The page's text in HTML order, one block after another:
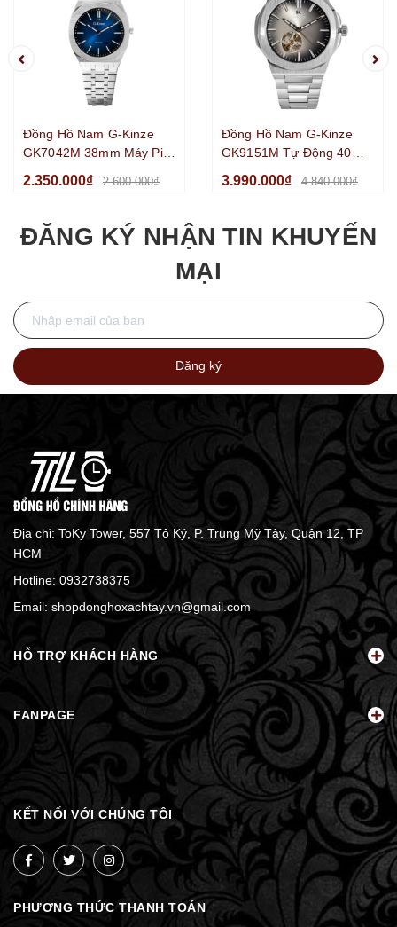
Đồng Hồ Nam G-Kinze
GK7042M 38mm Máy Pin
Sapphire Mặt Xanh
2.350.000₫ 2.600.000₫
Đồng Hồ Nam G-Kinze
GK9151M Tự Động 40mm
Sapphire Mặt Xám
3.990.000₫ 4.840.000₫
ĐĂNG KÝ NHẬN TIN KHUYẾN
MẠI
Đăng ký
Địa chỉ: ToKy Tower, 557 Tô Ký, P. Trung Mỹ Tây, Quận 12, TP
HCM
Hotline: 0932738375
Email: shopdonghoxachtay.vn@gmail.com
HỖ TRỢ KHÁCH HÀNG
FANPAGE
KẾT NỐI VỚI CHÚNG TÔI
PHƯƠNG THỨC THANH TOÁN